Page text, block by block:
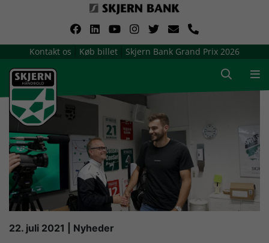
Kontakt os Køb billet Skjern Bank Grand Prix 2026
Om Skjern Håndbold
Ligatruppen
Sponsorer
Billetsalg / sæsonkort
Presse
22. juli 2021 | Nyheder